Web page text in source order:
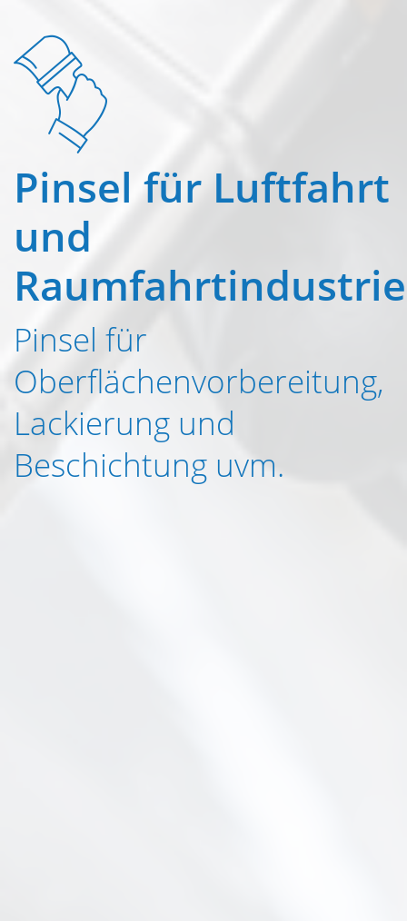
Pinsel für Luftfahrt
und
Raumfahrtindustrie
Pinsel für
Oberflächenvorbereitung,
Lackierung und
Beschichtung uvm.